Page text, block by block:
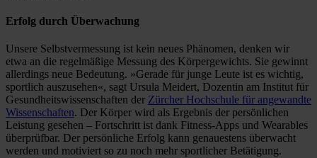
Erfolg durch Überwachung
Unsere Selbstvermessung ist kein neues Phänomen, denken wir
etwa an die regelmäßige Messung des Körpergewichts. Sie gewinnt
allerdings neue Bedeutung. »Gerade für junge Leute ist es wichtig,
sportlich auszusehen«, sagt Ursula Meidert, Dozentin am Institut für
Gesundheitswissenschaften der Zürcher Hochschule für angewandte
Wissenschaften. Der Körper wird als Ergebnis der persönlichen
Leistung gesehen – Fortschritt ist dank Fitness-Apps und Wearables
überprüfbar. Der persönliche Erfolg kann genauestens überwacht
werden und motiviert so zu noch mehr sportlicher Betätigung.